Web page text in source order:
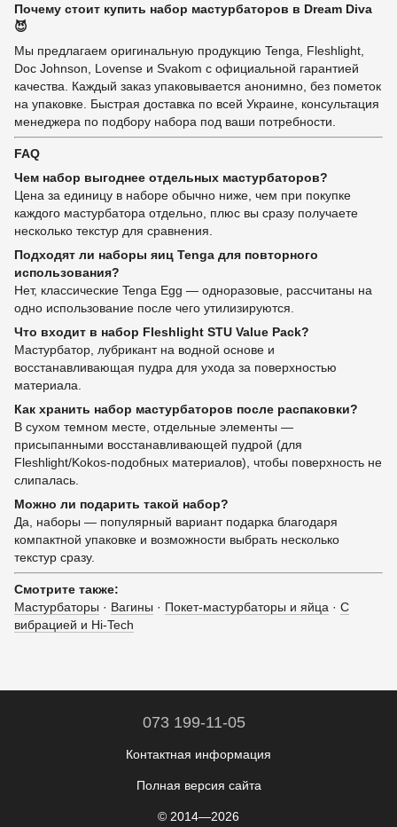
Почему стоит купить набор мастурбаторов в Dream Diva
😈
Мы предлагаем оригинальную продукцию Tenga, Fleshlight,
Doc Johnson, Lovense и Svakom с официальной гарантией
качества. Каждый заказ упаковывается анонимно, без пометок
на упаковке. Быстрая доставка по всей Украине, консультация
менеджера по подбору набора под ваши потребности.
FAQ
Чем набор выгоднее отдельных мастурбаторов?
Цена за единицу в наборе обычно ниже, чем при покупке
каждого мастурбатора отдельно, плюс вы сразу получаете
несколько текстур для сравнения.
Подходят ли наборы яиц Tenga для повторного
использования?
Нет, классические Tenga Egg — одноразовые, рассчитаны на
одно использование после чего утилизируются.
Что входит в набор Fleshlight STU Value Pack?
Мастурбатор, лубрикант на водной основе и
восстанавливающая пудра для ухода за поверхностью
материала.
Как хранить набор мастурбаторов после распаковки?
В сухом темном месте, отдельные элементы —
присыпанными восстанавливающей пудрой (для
Fleshlight/Kokos-подобных материалов), чтобы поверхность не
слипалась.
Можно ли подарить такой набор?
Да, наборы — популярный вариант подарка благодаря
компактной упаковке и возможности выбрать несколько
текстур сразу.
Смотрите также:
Мастурбаторы · Вагины · Покет-мастурбаторы и яйца · С
вибрацией и Hi-Tech
073 199-11-05
Контактная информация
Полная версия сайта
© 2014—2026